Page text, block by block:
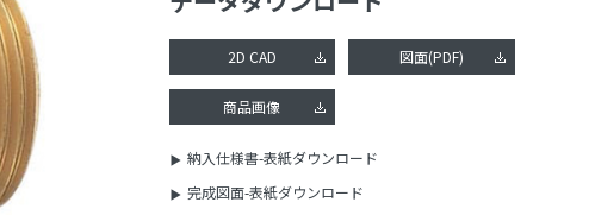
2D CAD 図面(PDF)
商品画像
納入仕様書-表紙ダウンロード
完成図面-表紙ダウンロード